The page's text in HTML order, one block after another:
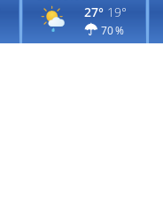
27° 19°
70 %